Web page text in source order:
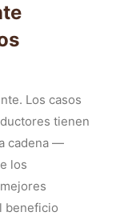
Los casos
tienen
cadena —
los
beneficio